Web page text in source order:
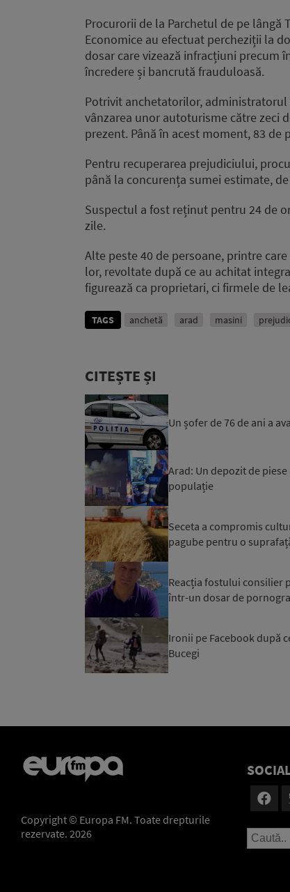
Procurorii de la Parchetul de pe
Economice au efectuat percheziții la
dosar care vizează infracțiuni precum
încredere și bancrută frauduloasă.
Potrivit anchetatorilor,
vânzarea unor autoturisme către zeci
prezent. Până în acest moment, 83
Pentru recuperarea prejudiciului,
până la concurența sumei estimate,
Suspectul a fost reținut pentru 24 de
zile.
Alte peste 40 de persoane, printre
lor, revoltate după ce au achitat
figurează ca proprietari, ci firmele de
TAGS anchetă arad masini
CITEȘTE ȘI
Un șofer de 76 de ani a
Arad: Un depozit de
populație
Seceta a compromis
pagube pentru o
Reacția fostului consilier
într-un dosar de
Ironii pe Facebook după
Bucegi
Copyright © Europa FM. Toate drepturile
rezervate. 2026